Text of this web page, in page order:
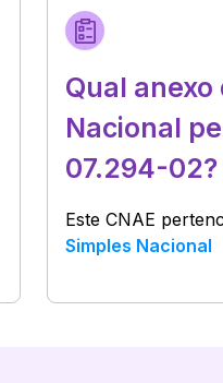
Qual anexo
Nacional
07.294-02?
Este CNAE
Simples Nacional